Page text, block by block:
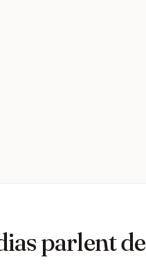
parlent de